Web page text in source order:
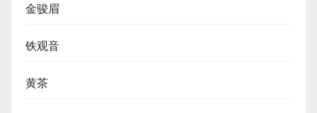
金骏眉
铁观音
黄茶